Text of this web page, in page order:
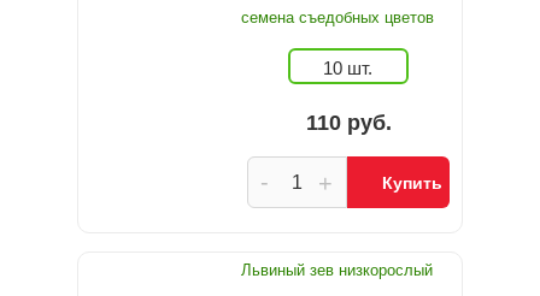
семена съедобных цветов
10 шт.
110 руб.
+
- Купить
Львиный зев низкорослый